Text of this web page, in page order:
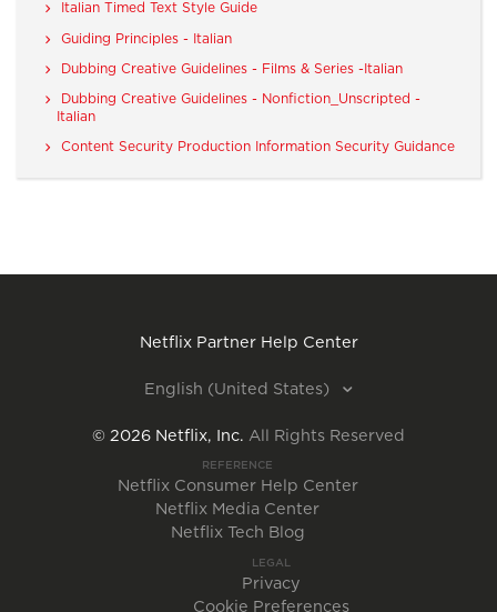
Italian Timed Text Style Guide
Guiding Principles - Italian
Dubbing Creative Guidelines - Films & Series -Italian
Dubbing Creative Guidelines - Nonfiction_Unscripted -
Italian
Content Security Production Information Security Guidance
Netflix Partner Help Center
English (United States)
© 2026 Netflix, Inc. All Rights Reserved
REFERENCE
Netflix Consumer Help Center
Netflix Media Center
Netflix Tech Blog
LEGAL
Privacy
Cookie Preferences